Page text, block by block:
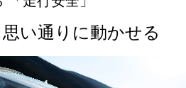
い通りに動かせる